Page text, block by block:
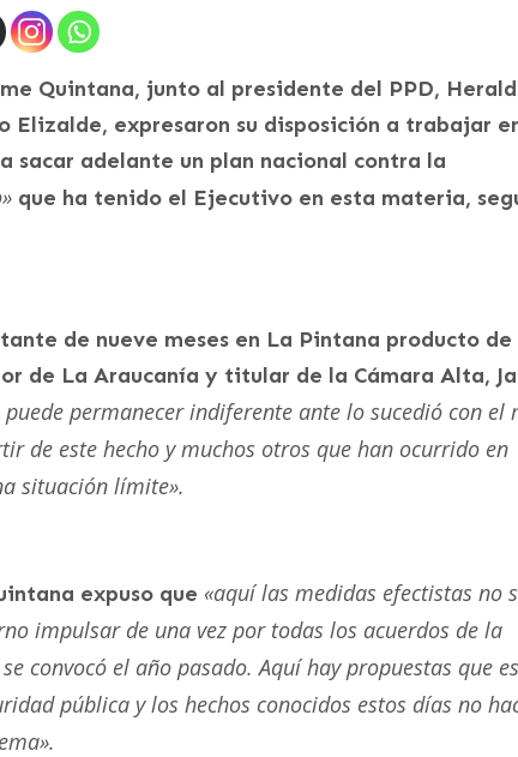
Quintana, junto al presidente del PPD,
Elizalde, expresaron su disposición a trabajar
sacar adelante un plan nacional contra la
que ha tenido el Ejecutivo en esta materia,
de nueve meses en La Pintana producto de
de La Araucanía y titular de la Cámara Alta,
puede permanecer indiferente ante lo sucedió con el
de este hecho y muchos otros que han ocurrido en
situación límite».
expuso que «aquí las medidas efectistas no
impulsar de una vez por todas los acuerdos de la
convocó el año pasado. Aquí hay propuestas que
pública y los hechos conocidos estos días no